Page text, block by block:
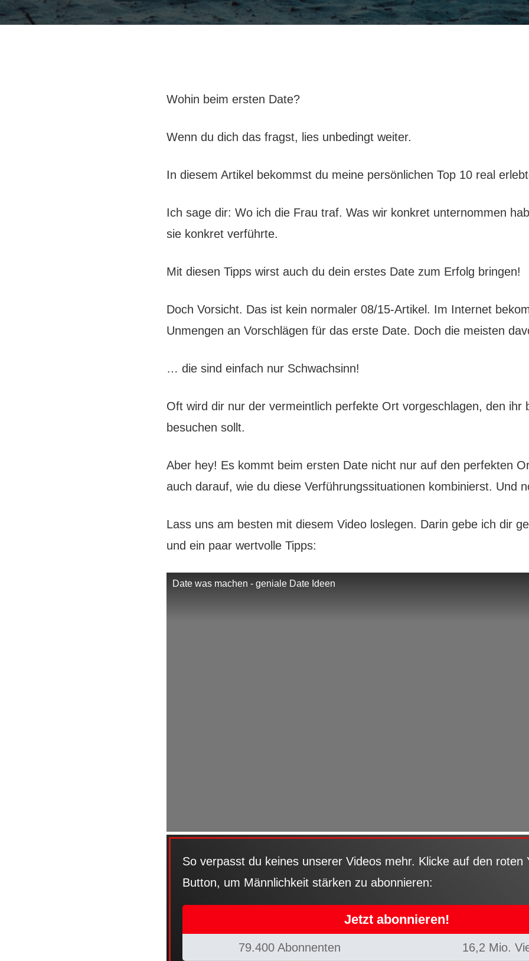
Wohin beim ersten Date?
Wenn du dich das fragst, lies unbedingt weiter.
In diesem Artikel bekommst du meine persönlichen Top 10 real
Ich sage dir: Wo ich die Frau traf. Was wir konkret unternommen
sie konkret verführte.
Mit diesen Tipps wirst auch du dein erstes Date zum Erfolg bringen!
Doch Vorsicht. Das ist kein normaler 08/15-Artikel. Im Internet
Unmengen an Vorschlägen für das erste Date. Doch die meisten
… die sind einfach nur Schwachsinn!
Oft wird dir nur der vermeintlich perfekte Ort vorgeschlagen, den ihr
besuchen sollt.
Aber hey! Es kommt beim ersten Date nicht nur auf den perfekten
auch darauf, wie du diese Verführungssituationen kombinierst. Und
Lass uns am besten mit diesem Video loslegen. Darin gebe ich dir
und ein paar wertvolle Tipps:
Date was machen - geniale Date Ideen
So verpasst du keines unserer Videos mehr. Klicke auf den roten
Button, um Männlichkeit stärken zu abonnieren:
Jetzt abonnieren!
79.400 Abonnenten 16,2 Mio.